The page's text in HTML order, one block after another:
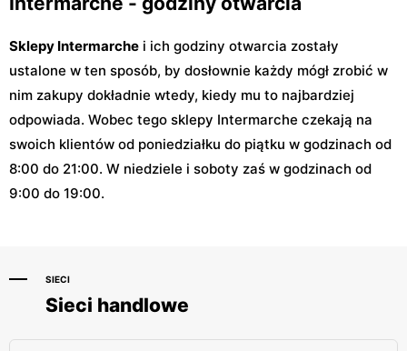
Sklepy Intermarche i ich godziny otwarcia zostały
ustalone w ten sposób, by dosłownie każdy mógł zrobić w
nim zakupy dokładnie wtedy, kiedy mu to najbardziej
odpowiada. Wobec tego sklepy Intermarche czekają na
swoich klientów od poniedziałku do piątku w godzinach od
8:00 do 21:00. W niedziele i soboty zaś w godzinach od
9:00 do 19:00.
SIECI
Sieci handlowe